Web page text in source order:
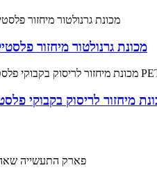
מכונת גרנולטור מיחזור
פארק התעשייה שאה,